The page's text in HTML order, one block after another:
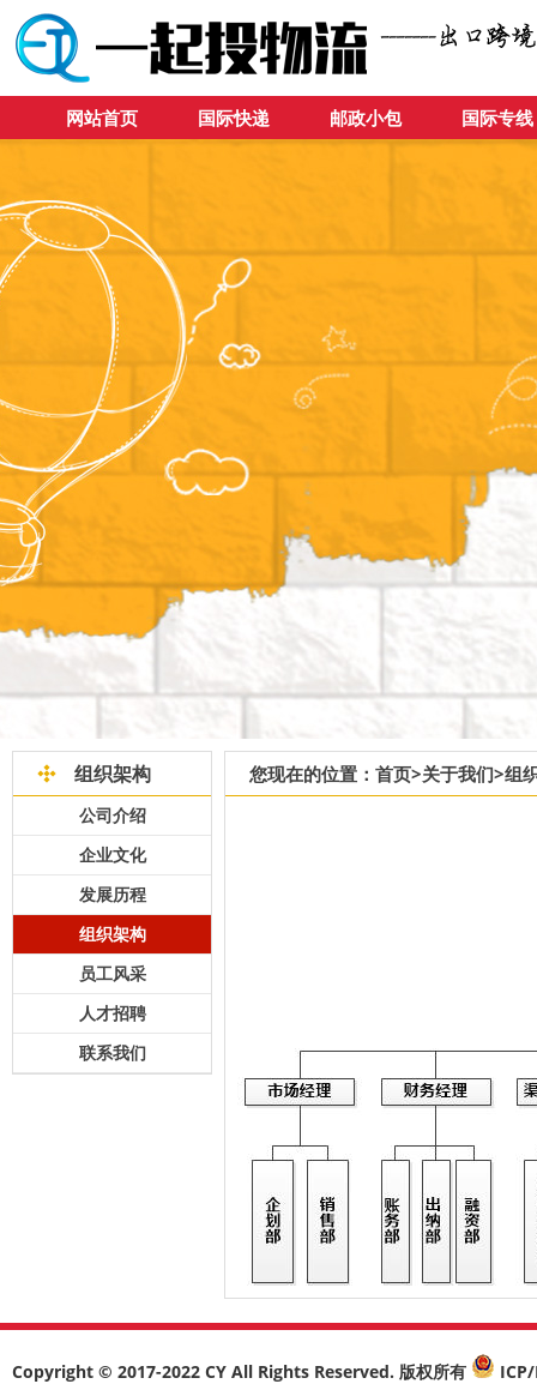
网站首页 国际快递 邮政小包 国际专线
组织架构
公司介绍
企业文化
发展历程
组织架构
员工风采
人才招聘
联系我们
您现在的位置： 首页>关于我们>组
Copyright © 2017-2022 CY All Rights Reserved. 版权所有